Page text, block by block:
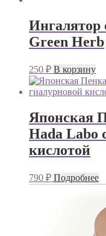
Green Herb
250 ₽ В корзину
Японская
Hada Labo
кислотой
790 ₽ Подробнее